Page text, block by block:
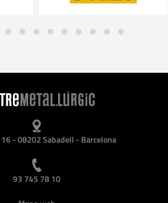
- 08202 Sabadell - Barcelona
93 745 78 10